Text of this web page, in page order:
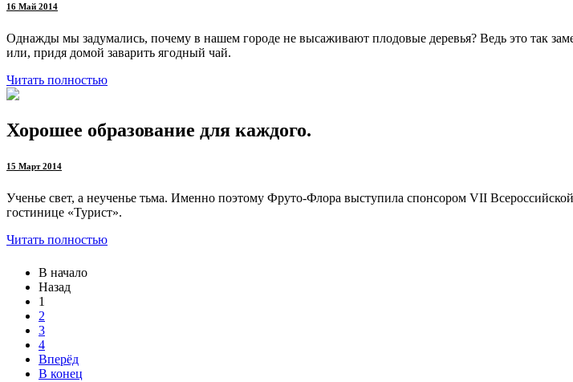
16 Май 2014
Однажды мы задумались, почему в нашем городе не высаживают плодовые деревья? Ведь это так
или, придя домой заварить ягодный чай.
Читать полностью
Хорошее образование для каждого.
15 Март 2014
Ученье свет, а неученье тьма. Именно поэтому Фруто-Флора выступила спонсором VII
гостинице «Турист».
Читать полностью
В начало
Назад
1
2
3
4
Вперёд
В конец